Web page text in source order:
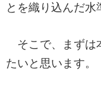
とを織り込んだ水
そこで、まずは
たいと思います。